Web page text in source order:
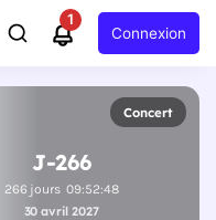
1
Connexion
Concert
J-266
266 jours 09:52:47
30 avril 2027